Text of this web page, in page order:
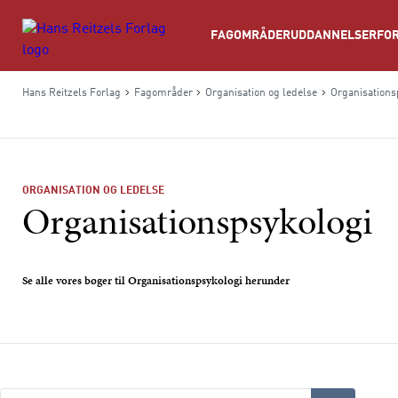
FAGOMRÅDERUDDANNELSER
Hans Reitzels Forlag Fagområder Organisation og ledelse
ORGANISATION OG LEDELSE
Organisationspsykologi
Se alle vores bøger til Organisationspsykologi herunder